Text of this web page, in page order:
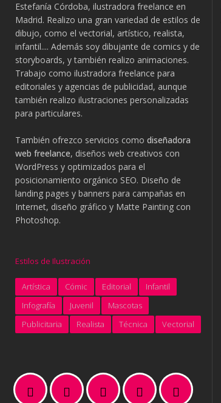
Estefanía Córdoba, ilustradora freelance en
Madrid. Realizo una gran variedad de estilos de
dibujo, como el vectorial, artístico, realista,
infantil.... Además soy dibujante de comics y de
storyboards, y también realizo animaciones.
Trabajo como ilustradora freelance para
editoriales y agencias de publicidad, aunque
también realizo ilustraciones personalizadas
para particulares.
También ofrezco servicios como diseñadora
web freelance, diseños web creativos con
WordPress y optimizados para el
posicionamiento orgánico SEO. Diseño de
landing pages y banners para campañas en
Internet, diseño gráfico y Matte Painting con
Photoshop.
Estilos de Ilustración
Artística Cómic Editorial
Infantil
Infografía
Juvenil
Mascotas
Publicitaria
Realista Técnica Vectorial